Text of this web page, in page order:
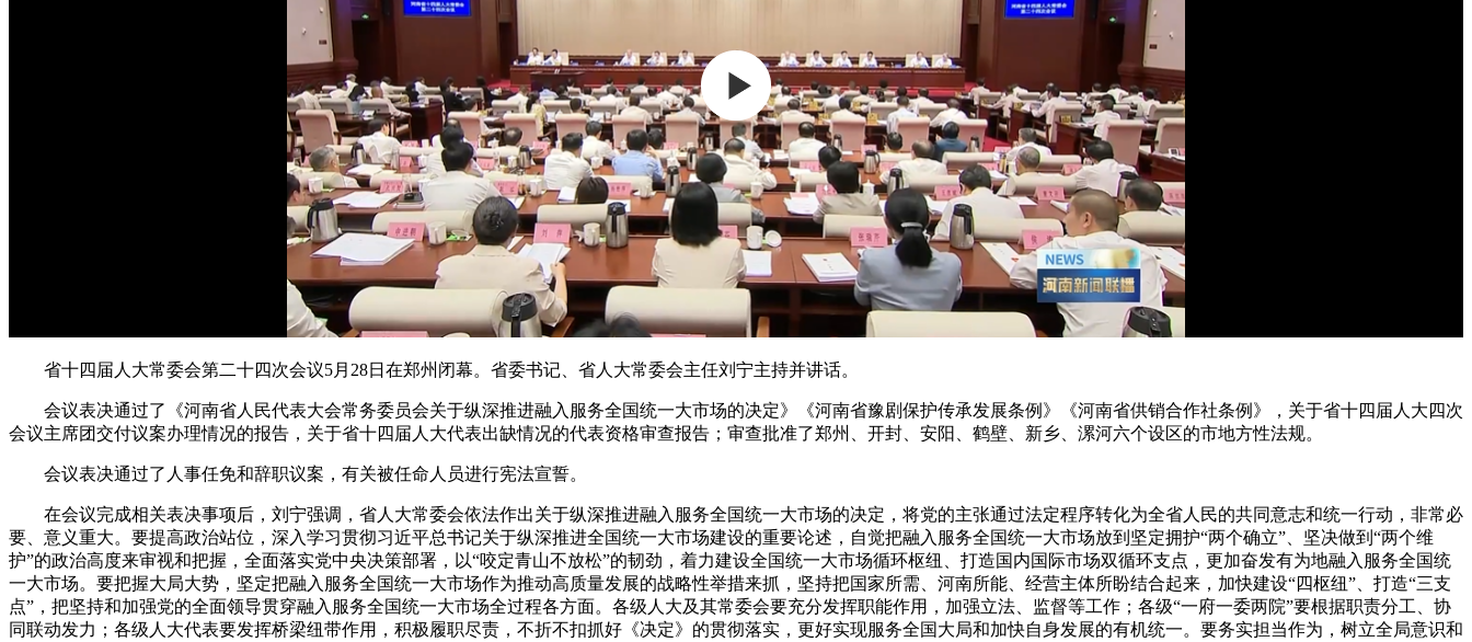
省十四届人大常委会第二十四次会议5月28日在郑州闭幕。省委书记、省人大常委会主任刘宁主持并讲话。
会议表决通过了《河南省人民代表大会常务委员会关于纵深推进融入服务全国统一大市场的决定》《河南省豫剧保护传承发展条例》《河南省供销合作社条例》，关于省十四届人大四次
会议主席团交付议案办理情况的报告，关于省十四届人大代表出缺情况的代表资格审查报告；审查批准了郑州、开封、安阳、鹤壁、新乡、漯河六个设区的市地方性法规。
会议表决通过了人事任免和辞职议案，有关被任命人员进行宪法宣誓。
在会议完成相关表决事项后，刘宁强调，省人大常委会依法作出关于纵深推进融入服务全国统一大市场的决定，将党的主张通过法定程序转化为全省人民的共同意志和统一行动，非常必
要、意义重大。要提高政治站位，深入学习贯彻习近平总书记关于纵深推进全国统一大市场建设的重要论述，自觉把融入服务全国统一大市场放到坚定拥护“两个确立”、坚决做到“两个维
护”的政治高度来审视和把握，全面落实党中央决策部署，以“咬定青山不放松”的韧劲，着力建设全国统一大市场循环枢纽、打造国内国际市场双循环支点，更加奋发有为地融入服务全国统
一大市场。要把握大局大势，坚定把融入服务全国统一大市场作为推动高质量发展的战略性举措来抓，坚持把国家所需、河南所能、经营主体所盼结合起来，加快建设“四枢纽”、打造“三支
点”，把坚持和加强党的全面领导贯穿融入服务全国统一大市场全过程各方面。各级人大及其常委会要充分发挥职能作用，加强立法、监督等工作；各级“一府一委两院”要根据职责分工、协
同联动发力；各级人大代表要发挥桥梁纽带作用，积极履职尽责，不折不扣抓好《决定》的贯彻落实，更好实现服务全国大局和加快自身发展的有机统一。要务实担当作为，树立全局意识和